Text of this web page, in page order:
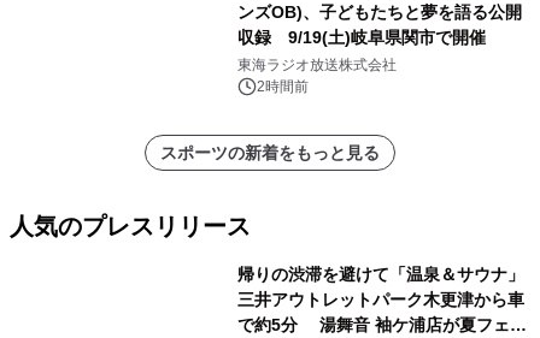
ンズOB)、子どもたちと夢を語る公開
収録 9/19(土)岐阜県関市で開催
東海ラジオ放送株式会社
2時間前
スポーツの新着をもっと見る
人気のプレスリリース
帰りの渋滞を避けて「温泉＆サウナ」
三井アウトレットパーク木更津から車
で約5分 湯舞音 袖ケ浦店が夏フェア